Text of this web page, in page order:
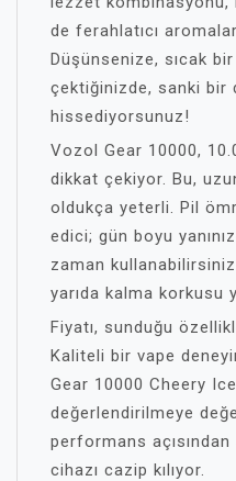
de ferahlatıcı
Düşünsenize, sıcak bir
çektiğinizde, sanki bir
hissediyorsunuz!
Vozol Gear 10000,
dikkat çekiyor. Bu,
oldukça yeterli. Pil
edici; gün boyu
zaman
yarıda kalma korkusu
Fiyatı, sunduğu
Kaliteli bir vape
Gear 10000 Cheery
değerlendirilmeye
performans
cihazı cazip kılıyor.